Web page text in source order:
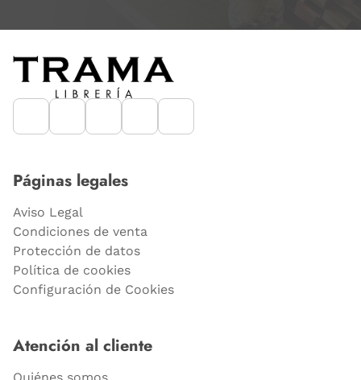
Páginas legales
Aviso Legal
Condiciones de venta
Protección de datos
Política de cookies
Configuración de Cookies
Atención al cliente